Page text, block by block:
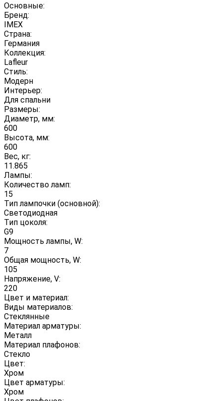
Основные:
Бренд:
IMEX
Страна:
Германия
Коллекция:
Lafleur
Стиль:
Модерн
Интерьер:
Для спальни
Размеры:
Диаметр, мм:
600
Высота, мм:
600
Вес, кг:
11.865
Лампы:
Количество ламп:
15
Тип лампочки (основной):
Светодиодная
Тип цоколя:
G9
Мощность лампы, W:
7
Общая мощность, W:
105
Напряжение, V:
220
Цвет и материал:
Виды материалов:
Стеклянные
Материал арматуры:
Металл
Материал плафонов:
Стекло
Цвет:
Хром
Цвет арматуры:
Хром